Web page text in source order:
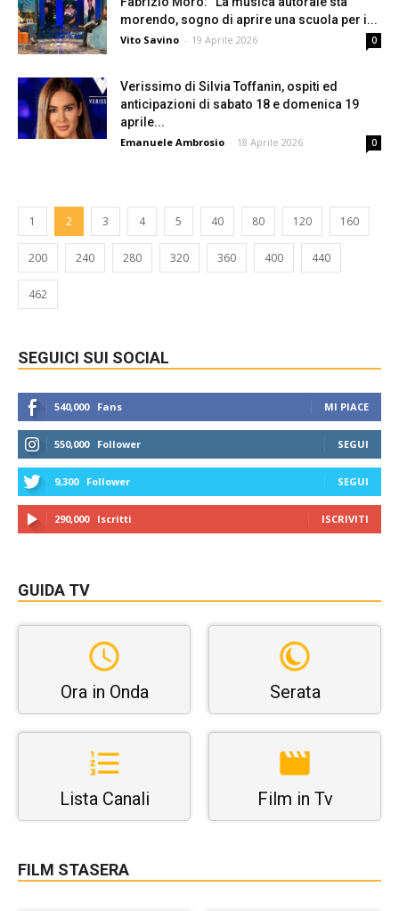
morendo, sogno di aprire una scuola per i...
Vito Savino - 19 Aprile 2026 0
Verissimo di Silvia Toffanin, ospiti ed
anticipazioni di sabato 18 e domenica 19
aprile...
Emanuele Ambrosio - 18 Aprile 2026 0
1 2 3 4 5 40 80 120 160
200 240 280 320 360 400 440
462
SEGUICI SUI SOCIAL
540,000 Fans MI PIACE
550,000 Follower SEGUI
9,300 Follower SEGUI
290,000 Iscritti ISCRIVITI
GUIDA TV
Ora in Onda Serata
Lista Canali Film in Tv
FILM STASERA